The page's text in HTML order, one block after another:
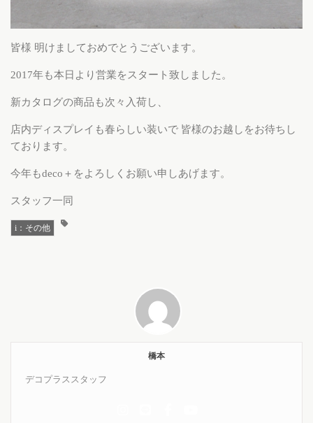
皆様 明けましておめでとうございます。
2017年も本日より営業をスタート致しました。
新カタログの商品も次々入荷し、
店内ディスプレイも春らしい装いで 皆様のお越しをお待ちし
ております。
今年もdeco＋をよろしくお願い申しあげます。
スタッフ一同
i：その他
橋本
デコプラススタッフ